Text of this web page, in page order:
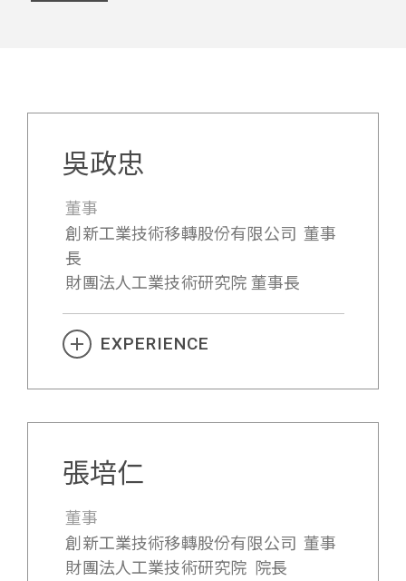
吳政忠
董事
創新工業技術移轉股份有限公司 董事
長
財團法人工業技術研究院 董事長
EXPERIENCE
張培仁
董事
創新工業技術移轉股份有限公司 董事
財團法人工業技術研究院 院長